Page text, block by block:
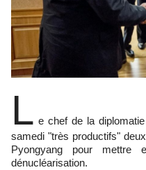
L e chef de la
samedi "très productifs"
Pyongyang pour
dénucléarisation.